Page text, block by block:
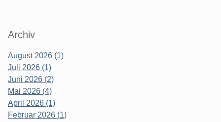
Archiv
August 2026 (1)
Juli 2026 (1)
Juni 2026 (2)
Mai 2026 (4)
April 2026 (1)
Februar 2026 (1)